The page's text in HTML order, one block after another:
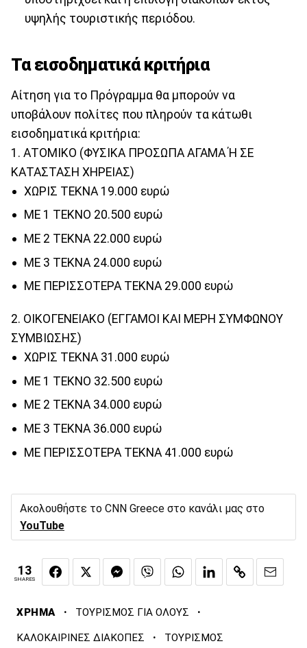
υψηλής τουριστικής περιόδου.
Τα εισοδηματικά κριτήρια
Αίτηση για το Πρόγραμμα θα μπορούν να
υποβάλουν πολίτες που πληρούν τα κάτωθι
εισοδηματικά κριτήρια:
1. ΑΤΟΜΙΚΟ (ΦΥΣΙΚΑ ΠΡΟΣΩΠΑ ΑΓΑΜΑ Ή ΣΕ
ΚΑΤΑΣΤΑΣΗ ΧΗΡΕΙΑΣ)
ΧΩΡΙΣ ΤΕΚΝΑ 19.000 ευρώ
ΜΕ 1 ΤΕΚΝΟ 20.500 ευρώ
ΜΕ 2 ΤΕΚΝΑ 22.000 ευρώ
ΜΕ 3 ΤΕΚΝΑ 24.000 ευρώ
ΜΕ ΠΕΡΙΣΣΟΤΕΡΑ ΤΕΚΝΑ 29.000 ευρώ
2. ΟΙΚΟΓΕΝΕΙΑΚΟ (ΕΓΓΑΜΟΙ ΚΑΙ ΜΕΡΗ ΣΥΜΦΩΝΟΥ
ΣΥΜΒΙΩΣΗΣ)
ΧΩΡΙΣ ΤΕΚΝΑ 31.000 ευρώ
ΜΕ 1 ΤΕΚΝΟ 32.500 ευρώ
ΜΕ 2 ΤΕΚΝΑ 34.000 ευρώ
ΜΕ 3 ΤΕΚΝΑ 36.000 ευρώ
ΜΕ ΠΕΡΙΣΣΟΤΕΡΑ ΤΕΚΝΑ 41.000 ευρώ
Ακολουθήστε το CNN Greece στο κανάλι μας στο
YouTube
13
SHARES
ΧΡΗΜΑ · ΤΟΥΡΙΣΜΟΣ ΓΙΑ ΟΛΟΥΣ ·
ΚΑΛΟΚΑΙΡΙΝΕΣ ΔΙΑΚΟΠΕΣ · ΤΟΥΡΙΣΜΟΣ